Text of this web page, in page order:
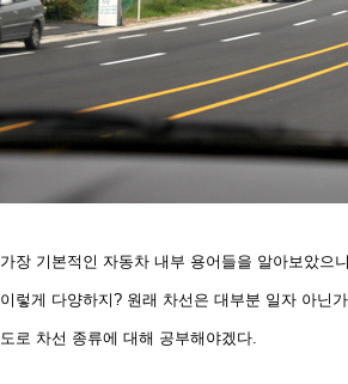
가장 기본적인 자동차 내부 용어들을 알아보았으
이렇게 다양하지? 원래 차선은 대부분 일자 아닌
도로 차선 종류에 대해 공부해야겠다.